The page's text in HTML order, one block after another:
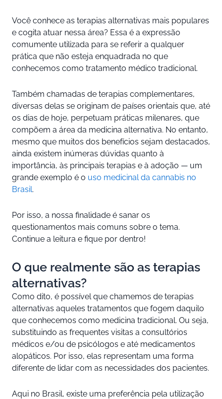
Você conhece as terapias alternativas mais populares
e cogita atuar nessa área? Essa é a expressão
comumente utilizada para se referir a qualquer
prática que não esteja enquadrada no que
conhecemos como tratamento médico tradicional.
Também chamadas de terapias complementares,
diversas delas se originam de países orientais que, até
os dias de hoje, perpetuam práticas milenares, que
compõem a área da medicina alternativa. No entanto,
mesmo que muitos dos benefícios sejam destacados,
ainda existem inúmeras dúvidas quanto à
importância, às principais terapias e à adoção — um
grande exemplo é o uso medicinal da cannabis no
Brasil.
Por isso, a nossa finalidade é sanar os
questionamentos mais comuns sobre o tema.
Continue a leitura e fique por dentro!
O que realmente são as terapias
alternativas?
Como dito, é possível que chamemos de terapias
alternativas aqueles tratamentos que fogem daquilo
que conhecemos como medicina tradicional. Ou seja,
substituindo as frequentes visitas a consultórios
médicos e/ou de psicólogos e até medicamentos
alopáticos. Por isso, elas representam uma forma
diferente de lidar com as necessidades dos pacientes.
Aqui no Brasil, existe uma preferência pela utilização